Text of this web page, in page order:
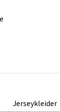
Jerseykleider